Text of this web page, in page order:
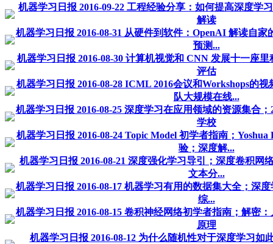
机器学习日报 2016-09-22 工程经验分享：如何提高深度学
解读
机器学习日报 2016-08-31 从硬件到软件：OpenAI 解读自
预测...
机器学习日报 2016-08-30 计算机视觉和 CNN 发展十一座
评估
机器学习日报 2016-08-28 ICML 2016会议和Workshops的
队大规模在线...
机器学习日报 2016-08-25 深度学习在应用领域的资源集合
学校
机器学习日报 2016-08-24 Topic Model 初学者指南；
验；深度解...
机器学习日报 2016-08-21 深度强化学习导引；深度卷积网
文本分...
机器学习日报 2016-08-17 机器学习有用的数据集大全；深
综...
机器学习日报 2016-08-15 卷积神经网络初学者指南；解密
原理
机器学习日报 2016-08-12 为什么随机性对于深度学习如